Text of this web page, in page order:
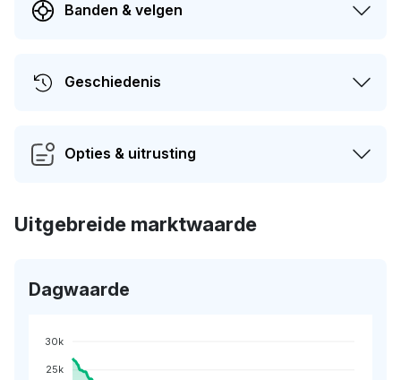
Banden & velgen
Geschiedenis
Opties & uitrusting
Uitgebreide marktwaarde
Dagwaarde
30k
25k